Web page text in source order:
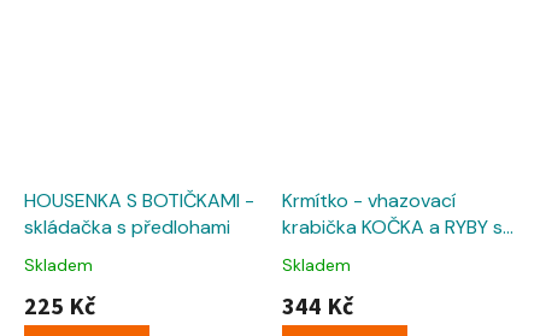
HOUSENKA S BOTIČKAMI -
skládačka s předlohami
Skladem
225 Kč
Krmítko - vhazovací
krabička KOČKA a RYBY s
předlohami
Skladem
344 Kč